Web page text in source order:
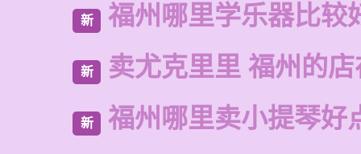
新 福州哪里学乐器比较
新 卖尤克里里 福州的
新 福州哪里卖小提琴好